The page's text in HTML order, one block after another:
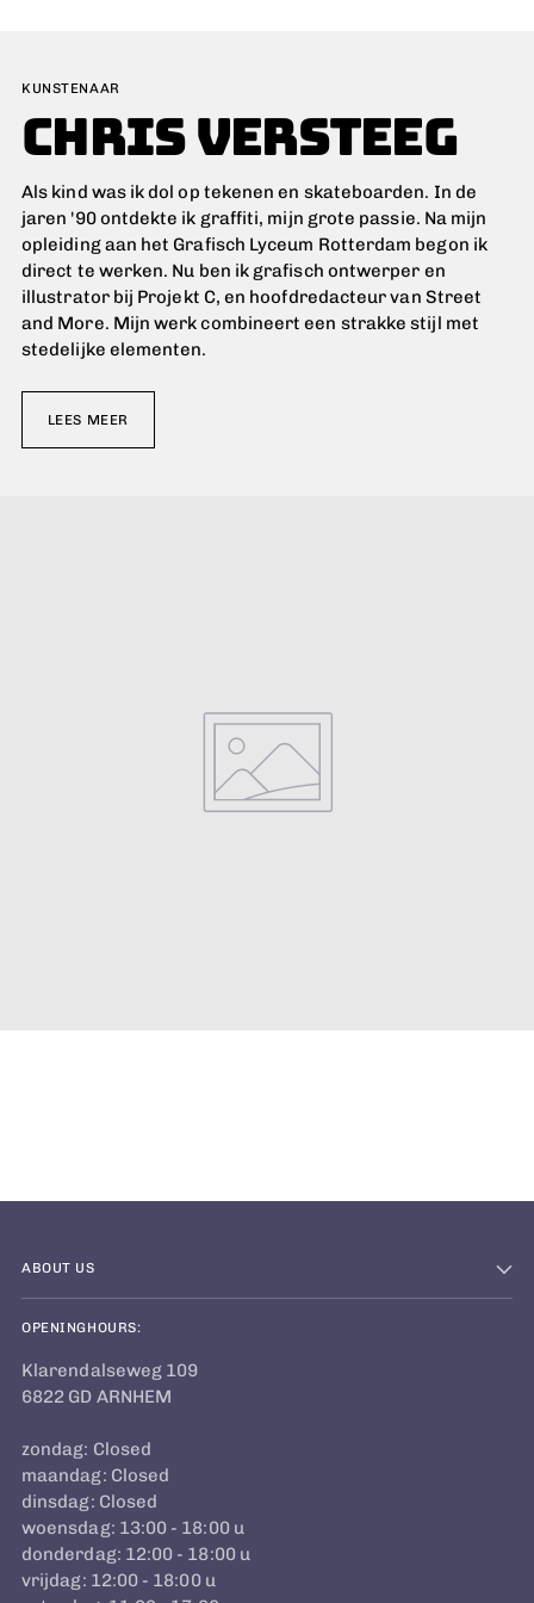
KUNSTENAAR
CHRIS VERSTEEG
Als kind was ik dol op tekenen en skateboarden. In de
jaren '90 ontdekte ik graffiti, mijn grote passie. Na mijn
opleiding aan het Grafisch Lyceum Rotterdam begon ik
direct te werken. Nu ben ik grafisch ontwerper en
illustrator bij Projekt C, en hoofdredacteur van Street
and More. Mijn werk combineert een strakke stijl met
stedelijke elementen.
LEES MEER
ABOUT US
OPENINGHOURS:
Klarendalseweg 109
6822 GD ARNHEM
zondag: Closed
maandag: Closed
dinsdag: Closed
woensdag: 13:00 - 18:00 u
donderdag: 12:00 - 18:00 u
vrijdag: 12:00 - 18:00 u